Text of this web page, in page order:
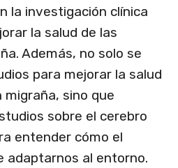
la investigación clínica
la salud de las
Además, no solo se
para mejorar la salud
migraña, sino que
sobre el cerebro
entender cómo el
adaptarnos al entorno.